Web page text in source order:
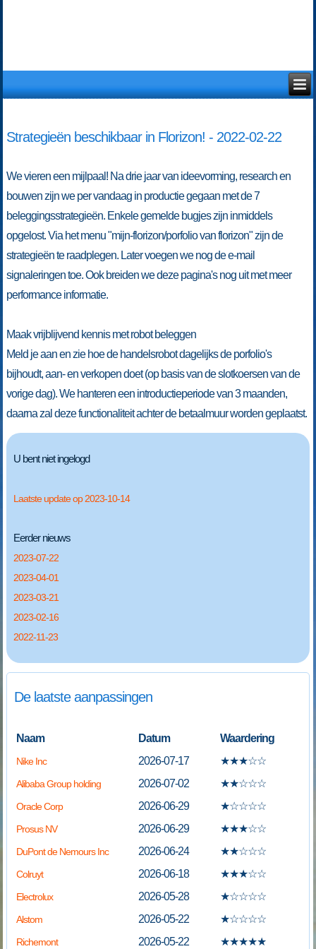
Strategieën beschikbaar in Florizon! - 2022-02-22
We vieren een mijlpaal! Na drie jaar van ideevorming, research en
bouwen zijn we per vandaag in productie gegaan met de 7
beleggingsstrategieën. Enkele gemelde bugjes zijn inmiddels
opgelost. Via het menu "mijn-florizon/porfolio van florizon" zijn de
strategieën te raadplegen. Later voegen we nog de e-mail
signaleringen toe. Ook breiden we deze pagina's nog uit met meer
performance informatie.
Maak vrijblijvend kennis met robot beleggen
Meld je aan en zie hoe de handelsrobot dagelijks de porfolio's
bijhoudt, aan- en verkopen doet (op basis van de slotkoersen van de
vorige dag). We hanteren een introductieperiode van 3 maanden,
daarna zal deze functionaliteit achter de betaalmuur worden geplaatst.
U bent niet ingelogd
Laatste update op 2023-10-14
Eerder nieuws
2023-07-22
2023-04-01
2023-03-21
2023-02-16
2022-11-23
De laatste aanpassingen
Naam Datum Waardering
Nike Inc 2026-07-17 ★★★☆☆
Alibaba Group holding 2026-07-02 ★★☆☆☆
Oracle Corp 2026-06-29 ★☆☆☆☆
Prosus NV 2026-06-29 ★★★☆☆
DuPont de Nemours Inc 2026-06-24 ★★☆☆☆
Colruyt 2026-06-18 ★★★☆☆
Electrolux 2026-05-28 ★☆☆☆☆
Alstom 2026-05-22 ★☆☆☆☆
Richemont 2026-05-22 ★★★★★